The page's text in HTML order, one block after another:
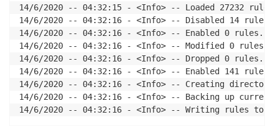
14/6/2020 -- 04:32:15 - <Info> -- Loaded 27232
14/6/2020 -- 04:32:16 - <Info> -- Disabled 14 rules.
14/6/2020 -- 04:32:16 - <Info> -- Enabled 0 rules.
14/6/2020 -- 04:32:16 - <Info> -- Modified 0 rules.
14/6/2020 -- 04:32:16 - <Info> -- Dropped 0 rules.
14/6/2020 -- 04:32:16 - <Info> -- Enabled 141
14/6/2020 -- 04:32:16 - <Info> -- Creating
14/6/2020 -- 04:32:16 - <Info> -- Backing up
14/6/2020 -- 04:32:16 - <Info> -- Writing rules to